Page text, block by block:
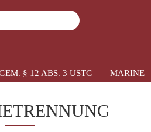
Suche...
§ 12 ABS. 3 USTG MARINE